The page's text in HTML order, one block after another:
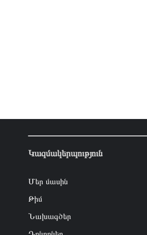
Կազմակերպություն
Մեր մասին
Թիմ
Նախագծեր